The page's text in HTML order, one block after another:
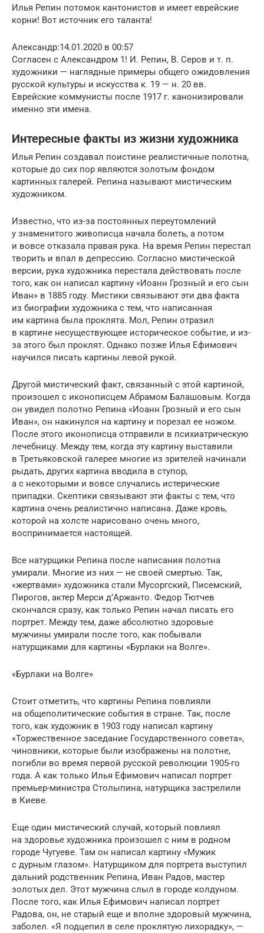
Илья Репин потомок кантонистов и имеет еврейские
корни! Вот источник его таланта!
Александр:14.01.2020 в 00:57
Согласен с Александром 1! И. Репин, В. Серов и т. п.
художники — наглядные примеры общего ожидовления
русской культуры и искусства к. 19 — н. 20 вв.
Еврейские коммунисты после 1917 г. канонизировали
именно эти имена.
Интересные факты из жизни художника
Илья Репин создавал поистине реалистичные полотна,
которые до сих пор являются золотым фондом
картинных галерей. Репина называют мистическим
художником.
Известно, что из-за постоянных переутомлений
у знаменитого живописца начала болеть, а потом
и вовсе отказала правая рука. На время Репин перестал
творить и впал в депрессию. Согласно мистической
версии, рука художника перестала действовать после
того, как он написал картину «Иоанн Грозный и его сын
Иван» в 1885 году. Мистики связывают эти два факта
из биографии художника с тем, что написанная
им картина была проклята. Мол, Репин отразил
в картине несуществующее историческое событие, и из-
за этого был проклят. Однако позже Илья Ефимович
научился писать картины левой рукой.
Другой мистический факт, связанный с этой картиной,
произошел с иконописцем Абрамом Балашовым. Когда
он увидел полотно Репина «Иоанн Грозный и его сын
Иван», он накинулся на картину и порезал ее ножом.
После этого иконописца отправили в психиатрическую
лечебницу. Между тем, когда эту картину выставили
в Третьяковской галерее многие из зрителей начинали
рыдать, других картина вводила в ступор,
а с некоторыми и вовсе случались истерические
припадки. Скептики связывают эти факты с тем, что
картина очень реалистично написана. Даже кровь,
которой на холсте нарисовано очень много,
воспринимается настоящей.
Все натурщики Репина после написания полотна
умирали. Многие из них — не своей смертью. Так,
«жертвами» художника стали Мусоргский, Писемский,
Пирогов, актер Мерси д’Аржанто. Федор Тютчев
скончался сразу, как только Репин начал писать его
портрет. Между тем, даже абсолютно здоровые
мужчины умирали после того, как побывали
натурщиками для картины «Бурлаки на Волге».
«Бурлаки на Волге»
Стоит отметить, что картины Репина повлияли
на общеполитические события в стране. Так, после
того, как художник в 1903 году написал картину
«Торжественное заседание Государственного совета»,
чиновники, которые были изображены на полотне,
погибли во время первой русской революции 1905-го
года. А как только Илья Ефимович написал портрет
премьер-министра Столыпина, натурщика застрелили
в Киеве.
Еще один мистический случай, который повлиял
на здоровье художника произошел с ним в родном
городе Чугуеве. Там он написал картину «Мужик
с дурным глазом». Натурщиком для портрета выступил
дальний родственник Репина, Иван Радов, мастер
золотых дел. Этот мужчина слыл в городе колдуном.
После того, как Илья Ефимович написал портрет
Радова, он, не старый еще и вполне здоровый мужчина,
заболел. «Я подцепил в селе проклятую лихорадку», —